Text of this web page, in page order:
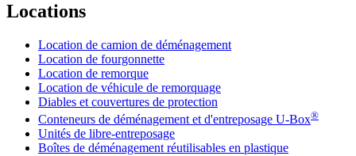
Locations
Location de camion de déménagement
Location de fourgonnette
Location de remorque
Location de véhicule de remorquage
Diables et couvertures de protection
Conteneurs de déménagement et d'entreposage U-Box®
Unités de libre-entreposage
Boîtes de déménagement réutilisables en plastique